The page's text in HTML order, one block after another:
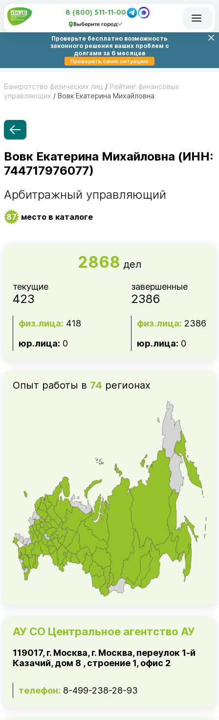
8 (800) 511-11-00
Выберите город
Проверьте бесплатно возможность
законного решения ваших проблем с
долгами за 6 месяцев
Проверить свою ситуацию
Банкротство физических лиц / Рейтинг финансовых
управляющих / Вовк Екатерина Михайловна
Вовк Екатерина Михайловна (ИНН:
744717976077)
Арбитражный управляющий
87 место в каталоге
2868 дел
текущие
423
физ.лица: 418
юр.лица: 0
завершенные
2386
физ.лица: 2386
юр.лица: 0
Опыт работы в 74 регионах
АУ СО Центральное агентство АУ
119017, г. Москва, г. Москва, переулок 1-й
Казачий, дом 8 , строение 1, офис 2
телефон: 8-499-238-28-93